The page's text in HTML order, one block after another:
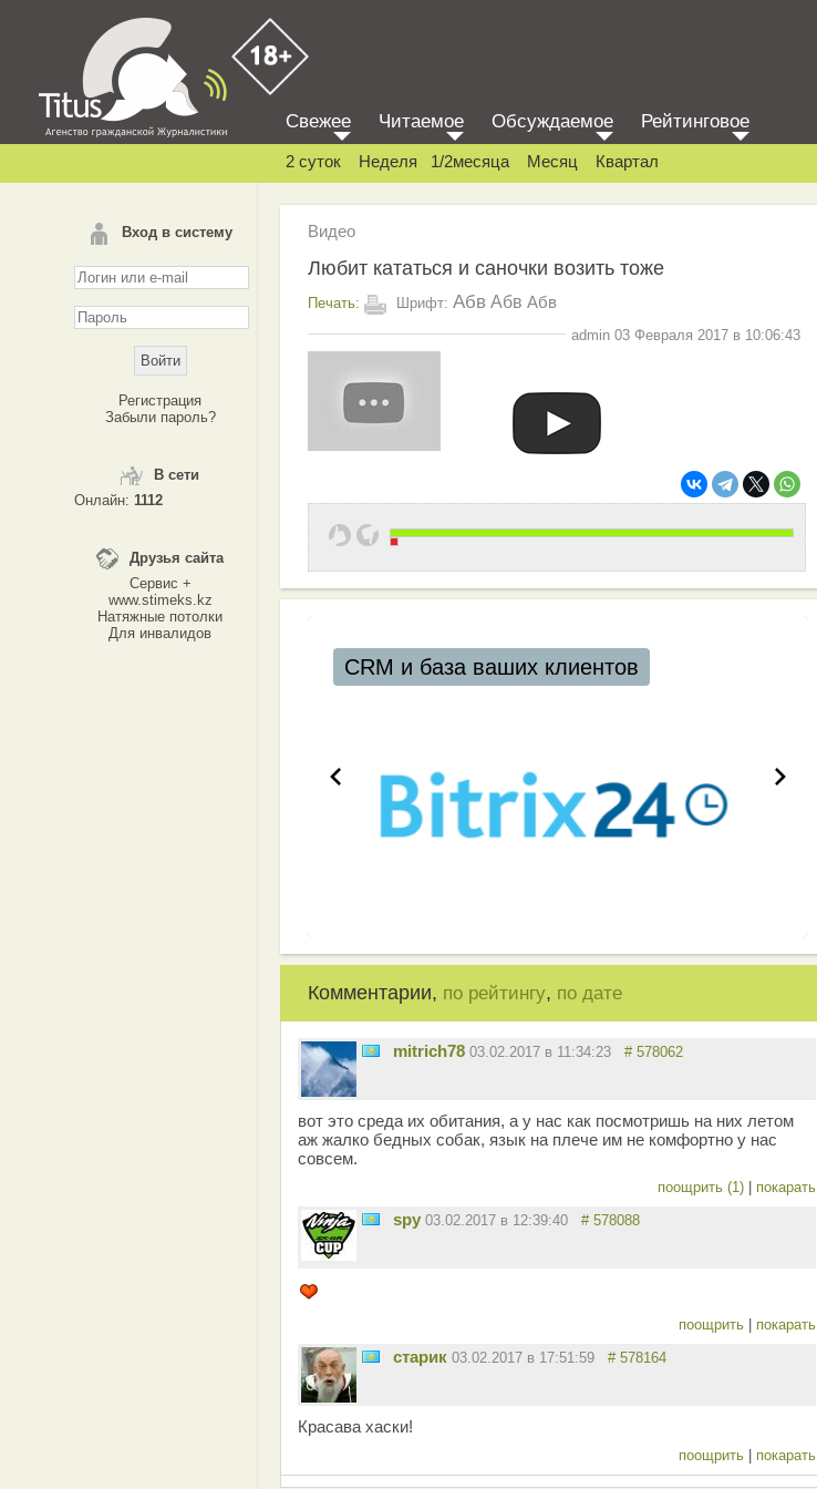
Вход в систему
Регистрация
Забыли пароль?
В сети
Онлайн: 1112
Друзья сайта
Сервис +
www.stimeks.kz
Натяжные потолки
Для инвалидов
Свежее Читаемое Обсуждаемое Рейтинговое
2 суток Неделя 1/2месяца Месяц Квартал
Видео
Любит кататься и саночки возить тоже
Печать: Шрифт: Абв Абв Абв
admin 03 Февраля 2017 в 10:06:43
CRM и база ваших клиентов
Комментарии, по рейтингу, по дате
mitrich78 03.02.2017 в 11:34:23 # 578062
вот это среда их обитания, а у нас как посмотришь на них летом
аж жалко бедных собак, язык на плече им не комфортно у нас
совсем.
поощрить (1) покарать
spy 03.02.2017 в 12:39:40 # 578088
поощрить покарать
старик 03.02.2017 в 17:51:59 # 578164
Красава хаски!
поощрить покарать